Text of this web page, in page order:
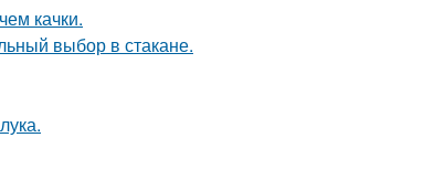
качки.
выбор в стакане.